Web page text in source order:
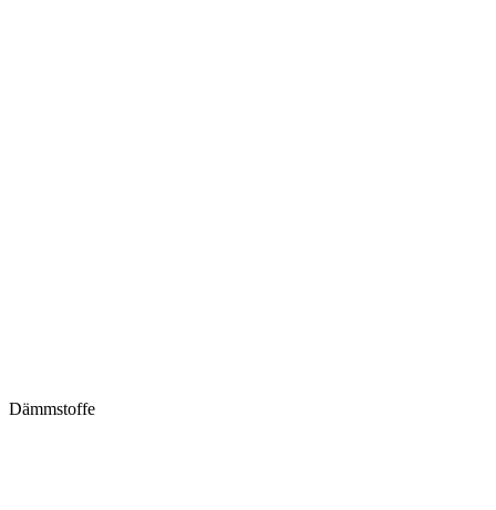
Dämmstoffe